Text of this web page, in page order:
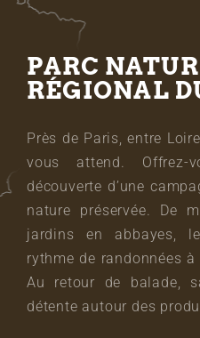
PARC
RÉGIONAL
Près de Paris, entre
vous attend.
découverte d’une
nature préservée. De
jardins en abbayes,
rythme de randonnées
Au retour de balade,
détente autour des